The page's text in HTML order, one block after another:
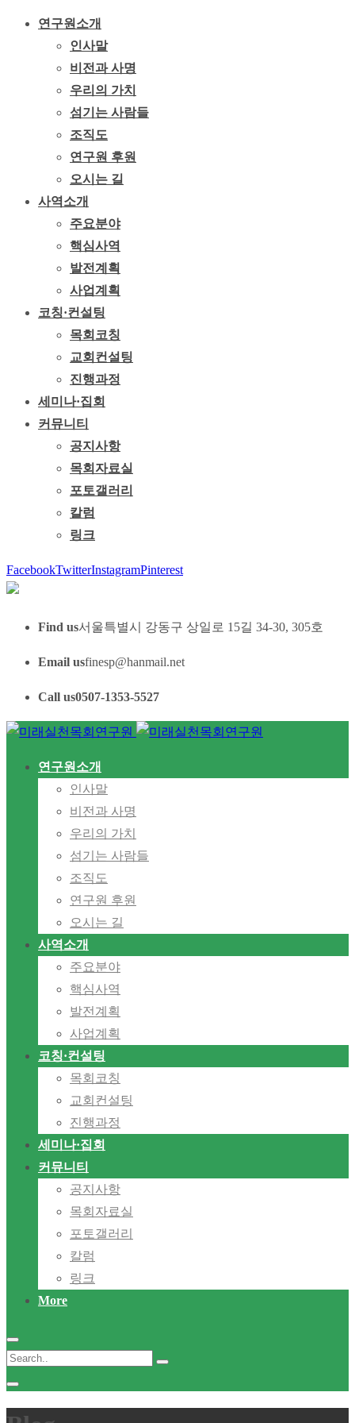
연구원소개
인사말
비전과 사명
우리의 가치
섬기는 사람들
조직도
연구원 후원
오시는 길
사역소개
주요분야
핵심사역
발전계획
사업계획
코칭·컨설팅
목회코칭
교회컨설팅
진행과정
세미나·집회
커뮤니티
공지사항
목회자료실
포토갤러리
칼럼
링크
FacebookTwitterInstagramPinterest
Find us서울특별시 강동구 상일로 15길 34-30, 305호
Email usfinesp@hanmail.net
Call us0507-1353-5527
연구원소개
인사말
비전과 사명
우리의 가치
섬기는 사람들
조직도
연구원 후원
오시는 길
사역소개
주요분야
핵심사역
발전계획
사업계획
코칭·컨설팅
목회코칭
교회컨설팅
진행과정
세미나·집회
커뮤니티
공지사항
목회자료실
포토갤러리
칼럼
링크
More